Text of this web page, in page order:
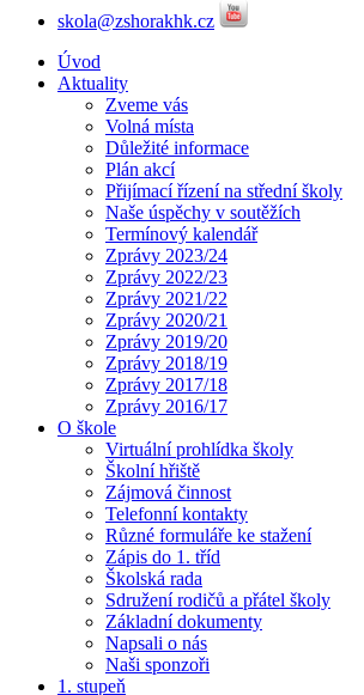
skola@zshorakhk.cz
Úvod
Aktuality
Zveme vás
Volná místa
Důležité informace
Plán akcí
Přijímací řízení na střední školy
Naše úspěchy v soutěžích
Termínový kalendář
Zprávy 2023/24
Zprávy 2022/23
Zprávy 2021/22
Zprávy 2020/21
Zprávy 2019/20
Zprávy 2018/19
Zprávy 2017/18
Zprávy 2016/17
O škole
Virtuální prohlídka školy
Školní hřiště
Zájmová činnost
Telefonní kontakty
Různé formuláře ke stažení
Zápis do 1. tříd
Školská rada
Sdružení rodičů a přátel školy
Základní dokumenty
Napsali o nás
Naši sponzoři
1. stupeň